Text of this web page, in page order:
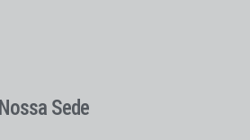
Nossa Sede